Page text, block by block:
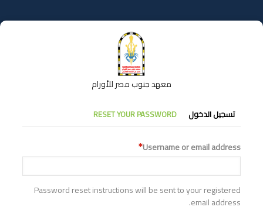
إلى
المحتوى
معهد جنوب مصر للأورام
التبويبات
الأساسية
تسجيل الدخول RESET YOUR PASSWORD
Username or email address
Password reset instructions will be sent to your registered
email address.